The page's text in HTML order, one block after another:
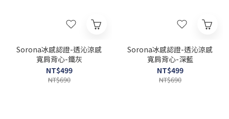
Sorona冰感認證-透沁涼感
寬肩背心-鐵灰
NT$499
NT$690
Sorona冰感認證-透沁涼感
寬肩背心-深藍
NT$499
NT$690